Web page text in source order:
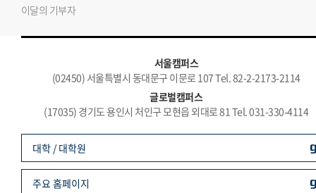
이달의 기부자
서울캠퍼스
(02450) 서울특별시 동대문구 이문로 107 Tel. 82-2-2173-2114
글로벌캠퍼스
(17035) 경기도 용인시 처인구 모현읍 외대로 81 Tel. 031-330-4114
대학 / 대학원
주요 홈페이지